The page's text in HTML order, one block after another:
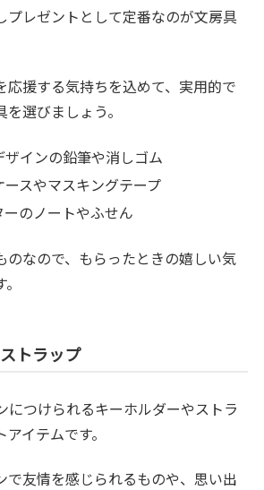
プレゼントとして定番なのが文房具
応援する気持ちを込めて、実用的で
選びましょう。
インの鉛筆や消しゴム
スやマスキングテープ
のノートやふせん
のなので、もらったときの嬉しい気
トラップ
につけられるキーホルダーやストラ
イテムです。
で友情を感じられるものや、思い出